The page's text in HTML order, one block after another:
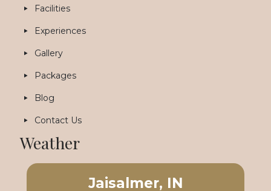
Facilities
Experiences
Gallery
Packages
Blog
Contact Us
Weather
Jaisalmer, IN